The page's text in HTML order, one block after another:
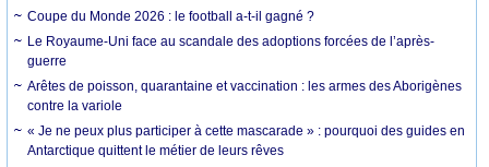
Coupe du Monde 2026 : le football a-t-il gagné ?
Le Royaume-Uni face au scandale des adoptions forcées de l’après-
guerre
Arêtes de poisson, quarantaine et vaccination : les armes des Aborigènes
contre la variole
« Je ne peux plus participer à cette mascarade » : pourquoi des guides en
Antarctique quittent le métier de leurs rêves